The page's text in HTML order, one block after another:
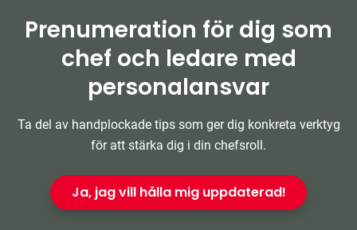
Prenumeration för dig som
chef och ledare med
personalansvar
Ta del av handplockade tips som ger dig konkreta verktyg
för att stärka dig i din chefsroll.
Ja, jag vill hålla mig uppdaterad!